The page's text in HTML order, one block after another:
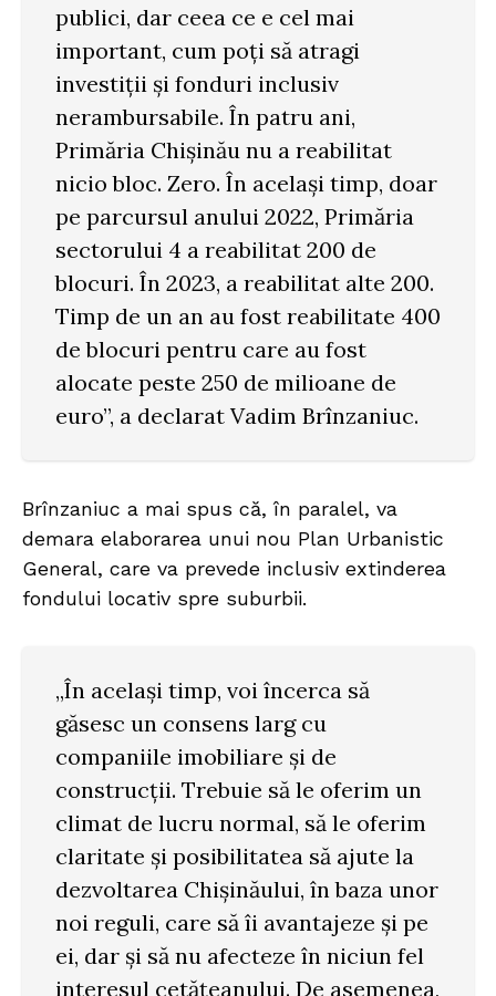
publici, dar ceea ce e cel mai
important, cum poți să atragi
investiții și fonduri inclusiv
nerambursabile. În patru ani,
Primăria Chișinău nu a reabilitat
nicio bloc. Zero. În același timp, doar
pe parcursul anului 2022, Primăria
sectorului 4 a reabilitat 200 de
blocuri. În 2023, a reabilitat alte 200.
Timp de un an au fost reabilitate 400
de blocuri pentru care au fost
alocate peste 250 de milioane de
euro”, a declarat Vadim Brînzaniuc.
Brînzaniuc a mai spus că, în paralel, va
demara elaborarea unui nou Plan Urbanistic
General, care va prevede inclusiv extinderea
fondului locativ spre suburbii.
„În același timp, voi încerca să
găsesc un consens larg cu
companiile imobiliare și de
construcții. Trebuie să le oferim un
climat de lucru normal, să le oferim
claritate și posibilitatea să ajute la
dezvoltarea Chișinăului, în baza unor
noi reguli, care să îi avantajeze și pe
ei, dar și să nu afecteze în niciun fel
interesul cetățeanului. De asemenea,